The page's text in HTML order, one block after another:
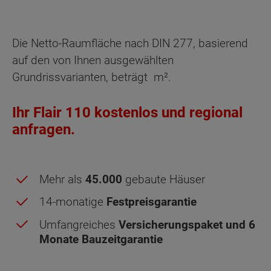
Die Netto-Raumfläche nach DIN 277, basierend
auf den von Ihnen ausgewählten
Grundrissvarianten, beträgt m².
Ihr Flair 110 kostenlos und regional
anfragen.
Mehr als 45.000 gebaute Häuser
14-monatige Festpreisgarantie
Umfangreiches Versicherungspaket und 6
Monate Bauzeitgarantie